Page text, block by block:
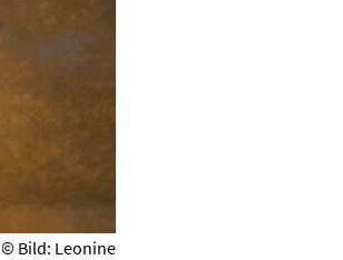
© Bild: Leonine